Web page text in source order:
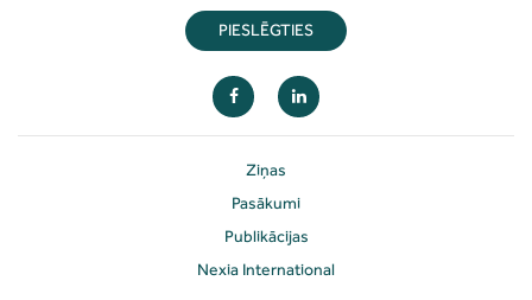
PIESLĒGTIES
Ziņas
Pasākumi
Publikācijas
Nexia International